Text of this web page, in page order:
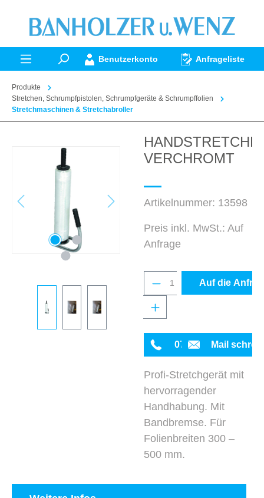
springen
Benutzerkonto Anfrageliste
Produkte
Stretchen, Schrumpfpistolen, Schrumpfgeräte & Schrumpffolien
Stretchmaschinen & Stretchabroller
VERCHROMT
Artikelnummer: 13598
Preis inkl. MwSt.: Auf
Anfrage
Produkt Anzahl:
Auf die
0711 342934-0
Mail
Profi-Stretchgerät mit
hervorragender
Handhabung. Mit
Bandbremse. Für
Folienbreiten 300 –
500 mm.